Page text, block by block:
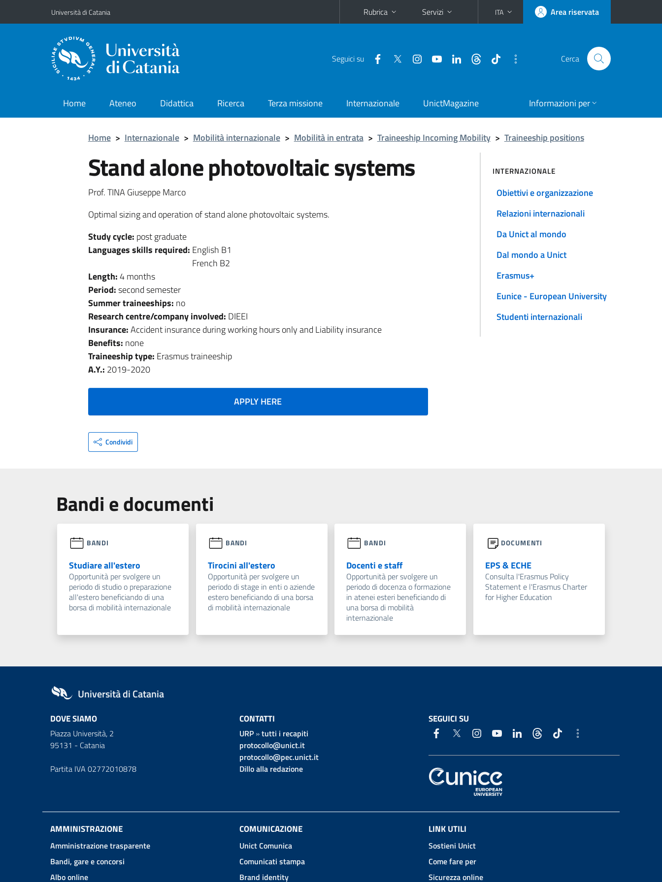
Vai al contenuto principale
Vai al menu di navigazione
Università di Catania Rubrica Servizi ITA Area riservata
Seguici su Cerca
Home Ateneo Didattica Ricerca Terza missione Internazionale UnictMagazine Informazioni per
Home > Internazionale > Mobilità internazionale > Mobilità in entrata > Traineeship Incoming Mobility > Traineeship positions
Stand alone photovoltaic systems
Prof. TINA Giuseppe Marco
Optimal sizing and operation of stand alone photovoltaic systems.
Study cycle: post graduate
Languages skills required: English B1
French B2
Length:4 months
Period:second semester
Summer traineeships: no
Research centre/company involved: DIEEI
Insurance:Accident insurance during working hours only and Liability insurance
Benefits: none
Traineeship type: Erasmus traineeship
A.Y.: 2019-2020
APPLY HERE
Condividi
INTERNAZIONALE
Obiettivi e organizzazione
Relazioni internazionali
Da Unict al mondo
Dal mondo a Unict
Erasmus+
Eunice - European University
Studenti internazionali
Bandi e documenti
BANDI
Studiare all'estero
Opportunità per svolgere un
periodo di studio o preparazione
all'estero beneficiando di una
borsa di mobilità internazionale
BANDI
Tirocini all'estero
Opportunità per svolgere un
periodo di stage in enti o aziende
estero beneficiando di una borsa
di mobilità internazionale
BANDI
Docenti e staff
Opportunità per svolgere un
periodo di docenza o formazione
in atenei esteri beneficiando di
una borsa di mobilità
internazionale
DOCUMENTI
EPS & ECHE
Consulta l'Erasmus Policy
Statement e l'Erasmus Charter
for Higher Education
Università di Catania
DOVE SIAMO
Piazza Università, 2
95131 - Catania
Partita IVA 02772010878
CONTATTI
URP»tutti i recapiti
protocollo@unict.it
protocollo@pec.unict.it
Dillo alla redazione
SEGUICI SU
AMMINISTRAZIONE
Amministrazione trasparente
Bandi, gare e concorsi
Albo online
COMUNICAZIONE
Unict Comunica
Comunicati stampa
Brand identity
LINK UTILI
Sostieni Unict
Come fare per
Sicurezza online